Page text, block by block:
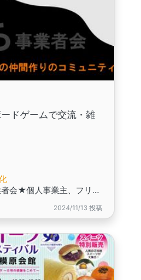
ドゲームで交流・雑
はちおうじ ぼっち事業者会★個人事業主、フリーランス、一人社長の仲間作りのコミュニティ
2024/11/13 投稿